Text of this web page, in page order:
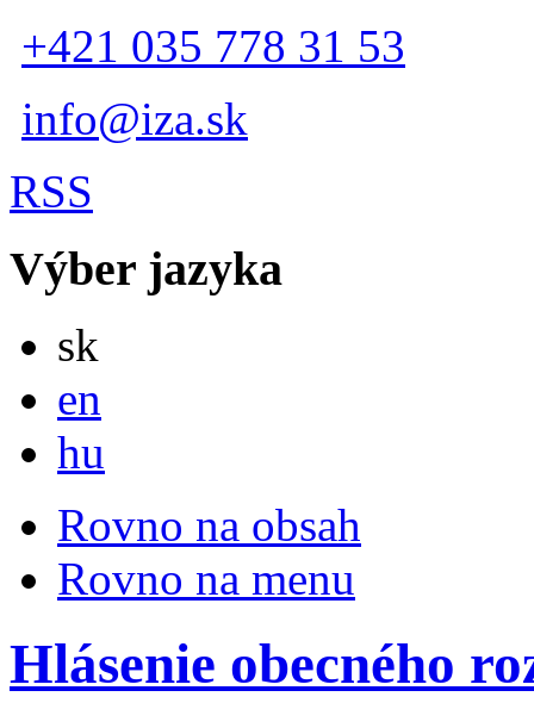
+421 035 778 31 53
info@iza.sk
RSS
Výber jazyka
sk
en
hu
Rovno na obsah
Rovno na menu
Hlásenie obecného